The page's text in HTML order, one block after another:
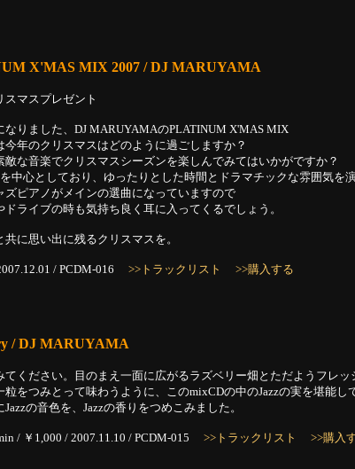
X'MAS MIX 2007 / DJ MARUYAMA
スマスプレゼント
なりました、DJ MARUYAMAのPLATINUM X'MAS MIX
今年のクリスマスはどのように過ごしますか？
敵な音楽でクリスマスシーズンを楽しんでみてはいかがですか？
中心としており、ゆったりとした時間とドラマチックな雰囲気を演
ズピアノがメインの選曲になっていますので
ドライブの時も気持ち良く耳に入ってくるでしょう。
共に思い出に残るクリスマスを。
/ PCDM-016 >>トラックリスト >>購入する
/ DJ MARUYAMA
てください。目のまえ一面に広がるラズベリー畑とただようフレッ
粒をつみとって味わうように、このmixCDの中のJazzの実を堪能し
の音色を、Jazzの香りをつめこみました。
/ ￥1,000 / 2007.11.10 / PCDM-015 >>トラックリスト >>購入